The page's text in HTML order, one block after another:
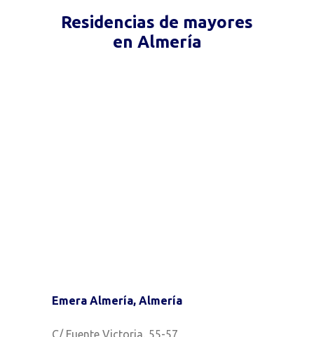
Residencias de mayores
en Almería
Emera Almería, Almería
C/ Fuente Victoria, 55-57